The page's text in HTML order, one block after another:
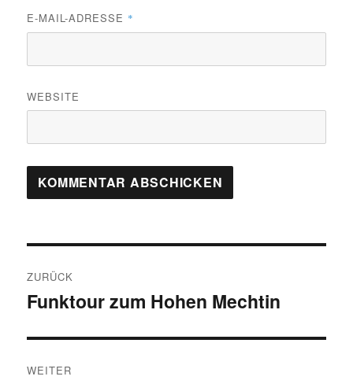
E-MAIL-ADRESSE *
WEBSITE
ZURÜCK
Vorheriger
Funktour zum Hohen Mechtin
WEITER